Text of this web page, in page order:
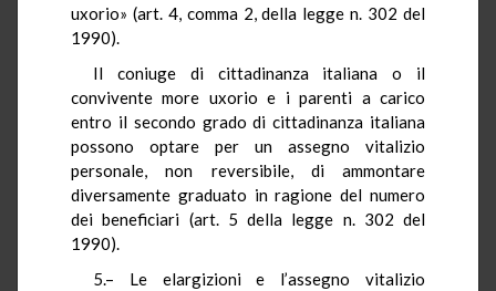
uxorio» (art. 4, comma 2, della legge n. 302 del
1990).
Il coniuge di cittadinanza italiana o il
convivente more uxorio e i parenti a carico
entro il secondo grado di cittadinanza italiana
possono optare per un assegno vitalizio
personale, non reversibile, di ammontare
diversamente graduato in ragione del numero
dei beneficiari (art. 5 della legge n. 302 del
1990).
5.– Le elargizioni e l’assegno vitalizio